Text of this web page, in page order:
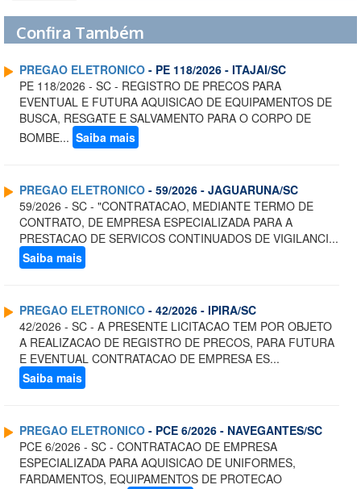
Confira Também
PREGAO ELETRONICO - PE 118/2026 - ITAJAI/SC
PE 118/2026 - SC - REGISTRO DE PRECOS PARA
EVENTUAL E FUTURA AQUISICAO DE EQUIPAMENTOS DE
BUSCA, RESGATE E SALVAMENTO PARA O CORPO DE
BOMBE... Saiba mais
PREGAO ELETRONICO - 59/2026 - JAGUARUNA/SC
59/2026 - SC - "CONTRATACAO, MEDIANTE TERMO DE
CONTRATO, DE EMPRESA ESPECIALIZADA PARA A
PRESTACAO DE SERVICOS CONTINUADOS DE VIGILANCI...
Saiba mais
PREGAO ELETRONICO - 42/2026 - IPIRA/SC
42/2026 - SC - A PRESENTE LICITACAO TEM POR OBJETO
A REALIZACAO DE REGISTRO DE PRECOS, PARA FUTURA
E EVENTUAL CONTRATACAO DE EMPRESA ES...
Saiba mais
PREGAO ELETRONICO - PCE 6/2026 - NAVEGANTES/SC
PCE 6/2026 - SC - CONTRATACAO DE EMPRESA
ESPECIALIZADA PARA AQUISICAO DE UNIFORMES,
FARDAMENTOS, EQUIPAMENTOS DE PROTECAO